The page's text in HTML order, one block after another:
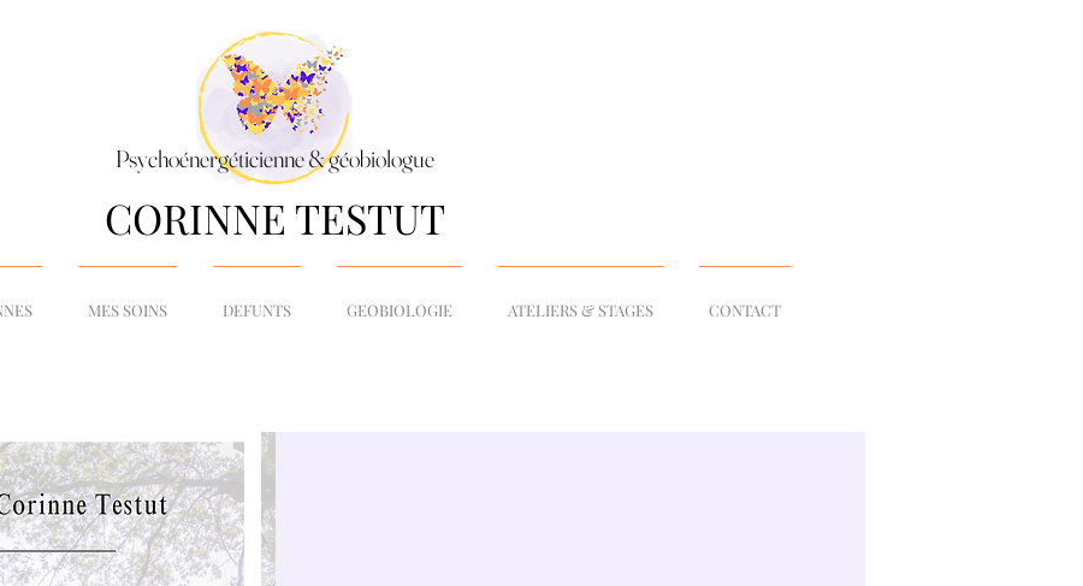
Psychoénergéticienne & géobiologue
CORINNE TESTUT
MES SOINS DEFUNTS GEOBIOLOGIE ATELIERS & STAGES CONTACT